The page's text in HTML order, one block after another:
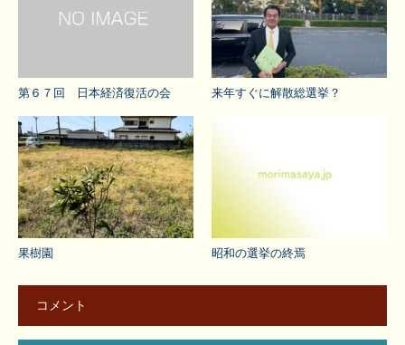
第６７回 日本経済復活の会 来年すぐに解散総選挙？
果樹園 昭和の選挙の終焉
コメント